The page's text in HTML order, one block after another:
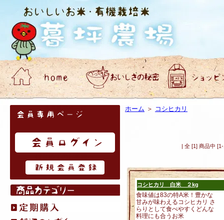
ホーム ＞ コシヒカリ
| 全 [1] 商品中
コシヒカリ 白米 ２kg
食味値は83の特A米！豊かな
甘みが味わえるコシヒカリ さ
らりとして食べやすくどんな
料理にも合うお米